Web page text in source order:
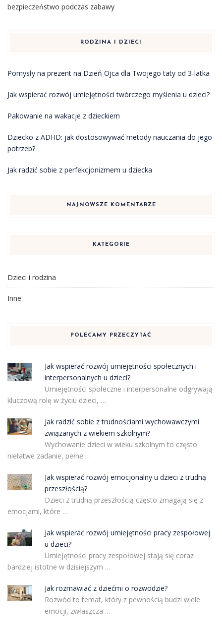
bezpieczeństwo podczas zabawy
RODZINA I DZIECI
Pomysły na prezent na Dzień Ojca dla Twojego taty od 3-latka
Jak wspierać rozwój umiejętności twórczego myślenia u dzieci?
Pakowanie na wakacje z dzieckiem
Dziecko z ADHD: jak dostosowywać metody nauczania do jego
potrzeb?
Jak radzić sobie z perfekcjonizmem u dziecka
NAJNOWSZE KOMENTARZE
KATEGORIE
Dzieci i rodzina
Inne
POLECAMY PRZECZYTAĆ
Jak wspierać rozwój umiejętności społecznych i
interpersonalnych u dzieci?
Umiejętności społeczne i interpersonalne odgrywają
kluczową rolę w życiu dzieci, …
Jak radzić sobie z trudnościami wychowawczymi
związanych z wiekiem szkolnym?
Wychowanie dzieci w wieku szkolnym to często
niełatwe zadanie, pełne …
Jak wspierać rozwój emocjonalny u dzieci z trudną
przeszłością?
Dzieci z trudną przeszłością często zmagają się z
emocjami, które …
Jak wspierać rozwój umiejętności pracy zespołowej
u dzieci?
Umiejętności pracy zespołowej stają się coraz
bardziej istotne w dzisiejszym …
Jak rozmawiać z dziećmi o rozwodzie?
Rozwód to temat, który z pewnością budzi wiele
emocji, zwłaszcza …